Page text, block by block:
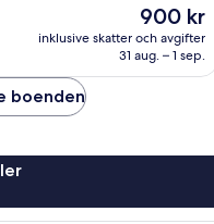
Priset
är
900 kr
900 kr
inklusive skatter och avgifter
31 aug. – 1 sep.
boenden